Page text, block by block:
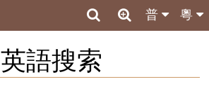
粵
普
英語搜索